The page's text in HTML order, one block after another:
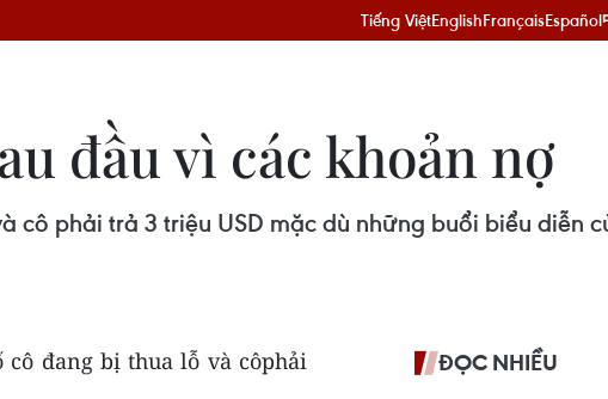
Tiếng ViệtEnglishFrançaisEspañol
đầu vì các khoản nợ
phải trả 3 triệu USD mặc dù những buổi biểu diễn
cô đang bị thua lỗ và côphải
ĐỌC NHIỀU